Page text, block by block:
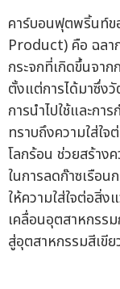
คาร์บอนฟุตพริ้น
Product) คือ ฉลา
กระจกที่เกิดขึ้นจา
ตั้งแต่การได้มาซึ่ง
การนำไปใช้และกา
ทราบถึงความใส่ใ
โลกร้อน ช่วยสร้าง
ในการลดก๊าซเรือ
ให้ความใส่ใจต่อสิ่
เคลื่อนอุตสาหกรร
สู่อุตสาหกรรมสีเขี